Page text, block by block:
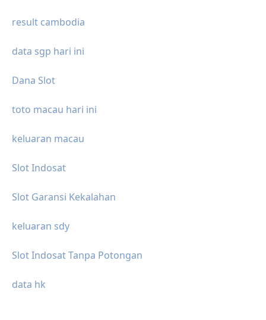
result cambodia
data sgp hari ini
Dana Slot
toto macau hari ini
keluaran macau
Slot Indosat
Slot Garansi Kekalahan
keluaran sdy
Slot Indosat Tanpa Potongan
data hk